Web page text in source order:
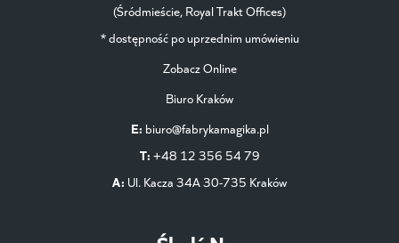
(Śródmieście, Royal Trakt Offices)
* dostępność po uprzednim umówieniu
Zobacz Online
Biuro Kraków
E: biuro@fabrykamagika.pl
T: +48 12 356 54 79
A: Ul. Kacza 34A 30-735 Kraków